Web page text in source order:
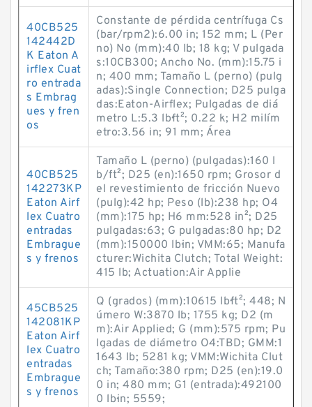
40CB525
142442D
K Eaton A
irflex Cuat
ro entrada
s Embrag
ues y fren
os
Constante de pérdida centrífuga Cs
(bar/rpm2):6.00 in; 152 mm; L (Per
no) No (mm):40 lb; 18 kg; V pulgada
s:10CB300; Ancho No. (mm):15.75 i
n; 400 mm; Tamaño L (perno) (pulg
adas):Single Connection; D25 pulga
das:Eaton-Airflex; Pulgadas de diá
metro L:5.3 lb·ft²; 0.22 k; H2 milím
etro:3.56 in; 91 mm; Área
40CB525
142273KP
Eaton Airf
lex Cuatro
entradas
Embrague
s y frenos
Tamaño L (perno) (pulgadas):160 l
b/ft²; D25 (en):1650 rpm; Grosor d
el revestimiento de fricción Nuevo
(pulg):42 hp; Peso (lb):238 hp; O4
(mm):175 hp; H6 mm:528 in²; D25
pulgadas:63; G pulgadas:80 hp; D2
(mm):150000 lb·in; VMM:65; Manufa
cturer:Wichita Clutch; Total Weight:
415 lb; Actuation:Air Applie
45CB525
142081KP
Eaton Airf
lex Cuatro
entradas
Embrague
s y frenos
Q (grados) (mm):10615 lb·ft²; 448; N
úmero W:3870 lb; 1755 kg; D2 (m
m):Air Applied; G (mm):575 rpm; Pu
lgadas de diámetro O4:TBD; GMM:1
1643 lb; 5281 kg; VMM:Wichita Clut
ch; Tamaño:380 rpm; D25 (en):19.0
0 in; 480 mm; G1 (entrada):492100
0 lb·in; 5559;